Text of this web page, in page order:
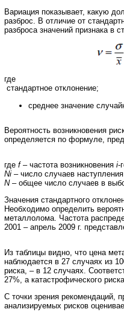
Вариация показывает, какую
разброс. В отличие от
разброса значений признака в
где
стандартное отклонение;
среднее значение
Вероятность возникновения
определяется по формуле,
где f – частота возникновения i-
Ni – число случаев наступления
N – общее число случаев в
Значения стандартного
Необходимо определить
металлолома. Частота
2001 – апрель 2009 г.
Из таблицы видно, что цена
наблюдается в 27 случаях из
риска, – в 12 случаях.
27%, а катастрофического
С точки зрения рекомендаций,
анализируемых рисков